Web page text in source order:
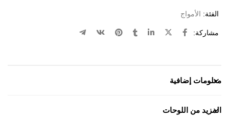
الفئة: الأمواج
مشاركة:
معلومات إضافية
المزيد من اللوحات